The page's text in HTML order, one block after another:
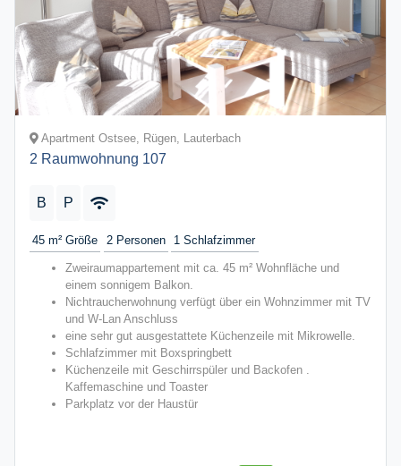
Apartment Ostsee, Rügen, Lauterbach
2 Raumwohnung 107
B P
45 m² Größe 2 Personen 1 Schlafzimmer
Zweiraumappartement mit ca. 45 m² Wohnfläche und
einem sonnigem Balkon.
Nichtraucherwohnung verfügt über ein Wohnzimmer mit TV
und W-Lan Anschluss
eine sehr gut ausgestattete Küchenzeile mit Mikrowelle.
Schlafzimmer mit Boxspringbett
Küchenzeile mit Geschirrspüler und Backofen .
Kaffemaschine und Toaster
Parkplatz vor der Haustür